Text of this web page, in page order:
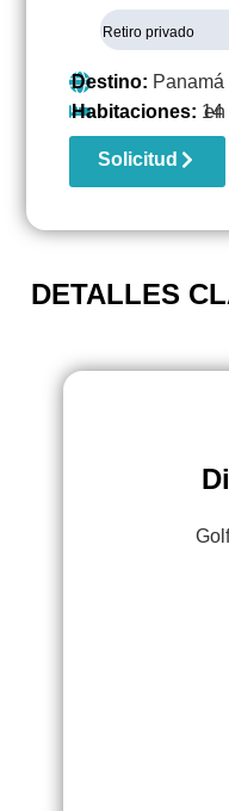
Retiro privado
Destino: Panamá
Habitaciones: 14
en
Solicitud
DETALLES